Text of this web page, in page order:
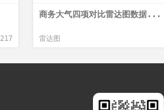
217
商务大气四项对比雷达图数据...
雷达图